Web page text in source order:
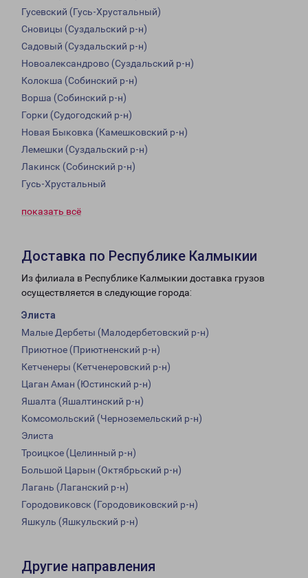
Гусевский (Гусь-Хрустальный)
Сновицы (Суздальский р-н)
Садовый (Суздальский р-н)
Новоалександрово (Суздальский р-н)
Колокша (Собинский р-н)
Ворша (Собинский р-н)
Горки (Судогодский р-н)
Новая Быковка (Камешковский р-н)
Лемешки (Суздальский р-н)
Лакинск (Собинский р-н)
Гусь-Хрустальный
показать всё
Доставка по Республике Калмыкии
Из филиала в Республике Калмыкии доставка грузов
осуществляется в следующие города:
Элиста
Малые Дербеты (Малодербетовский р-н)
Приютное (Приютненский р-н)
Кетченеры (Кетченеровский р-н)
Цаган Аман (Юстинский р-н)
Яшалта (Яшалтинский р-н)
Комсомольский (Черноземельский р-н)
Элиста
Троицкое (Целинный р-н)
Большой Царын (Октябрьский р-н)
Лагань (Лаганский р-н)
Городовиковск (Городовиковский р-н)
Яшкуль (Яшкульский р-н)
Другие направления